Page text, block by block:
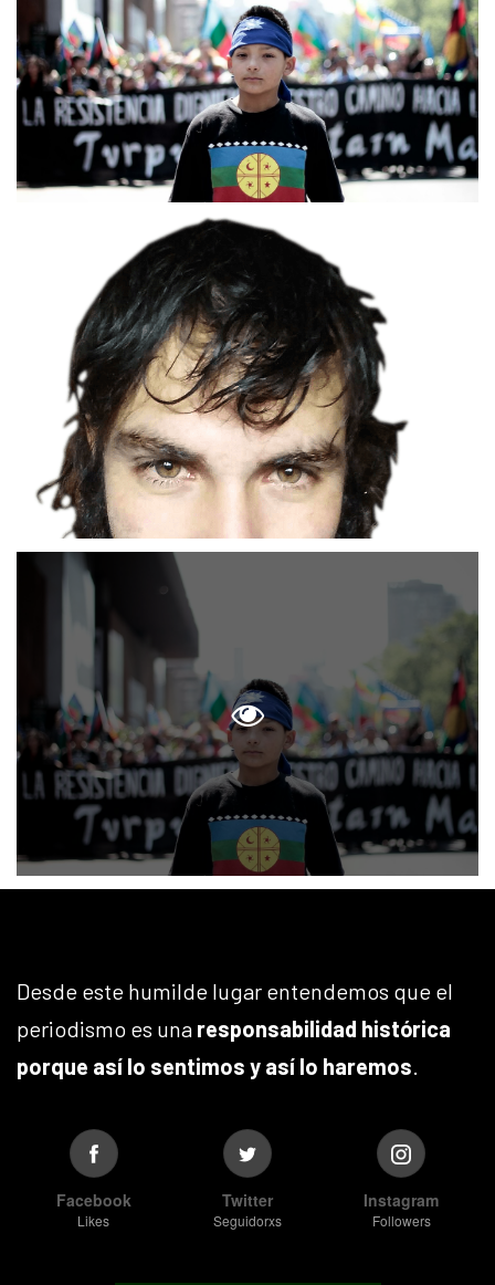
Desde este humilde lugar entendemos que el
periodismo es una responsabilidad histórica
porque así lo sentimos y así lo haremos.
Facebook
Likes
Twitter
Seguidorxs
Instagram
Followers